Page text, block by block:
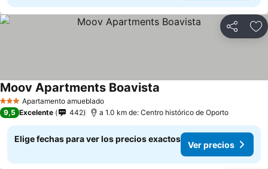
Compartir
3 EstrellasApartamento amueblado
Moov Apartments Boavista
9,5 Excelente 442 a 1.0 km de: Centro histórico de Oporto
Elige fechas para ver los precios exactos
Ver precios